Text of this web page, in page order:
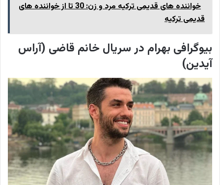
خواننده های قدیمی ترکیه مرد و زن: 30 تا از خواننده های
قدیمی ترکیه
بیوگرافی بهرام در سریال خانم قاضی (آراس
آیدین)